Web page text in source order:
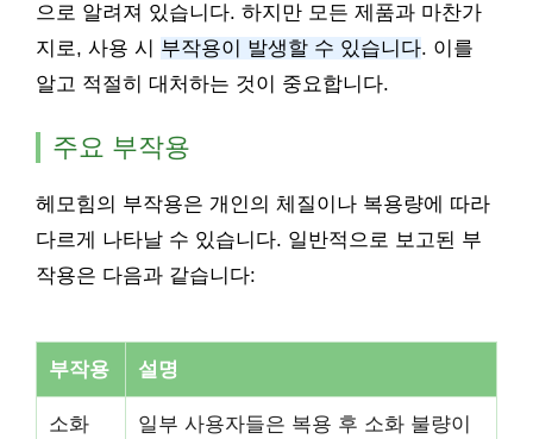
으로 알려져 있습니다. 하지만 모든 제품과 마찬가
지로, 사용 시 부작용이 발생할 수 있습니다. 이를
알고 적절히 대처하는 것이 중요합니다.
주요 부작용
헤모힘의 부작용은 개인의 체질이나 복용량에 따라
다르게 나타날 수 있습니다. 일반적으로 보고된 부
작용은 다음과 같습니다:
부작용 설명
소화
일부 사용자들은 복용 후 소화 불량이